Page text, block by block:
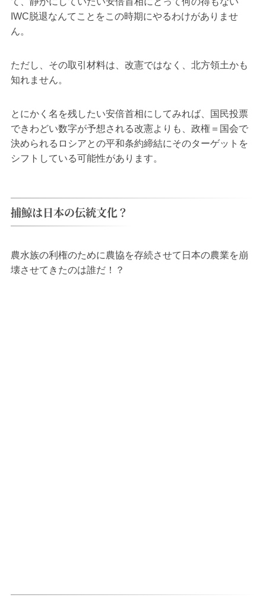
IWC脱退なんてことをこの時期にやるわけがありませ
ん。
ただし、その取引材料は、改憲ではなく、北方領土かも
知れません。
とにかく名を残したい安倍首相にしてみれば、国民投票
できわどい数字が予想される改憲よりも、政権＝国会で
決められるロシアとの平和条約締結にそのターゲットを
シフトしている可能性があります。
捕鯨は日本の伝統文化？
農水族の利権のために農協を存続させて日本の農業を崩
壊させてきたのは誰だ！？